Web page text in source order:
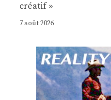
créatif »
7 août 2026